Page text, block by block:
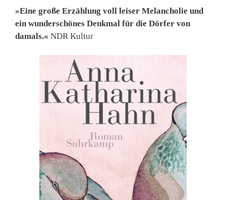
»Eine große Erzählung voll leiser Melancholie und
ein wunderschönes Denkmal für die Dörfer von
damals.« NDR Kultur